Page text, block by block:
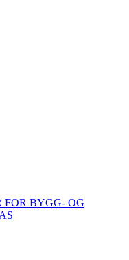
FOR BYGG- OG